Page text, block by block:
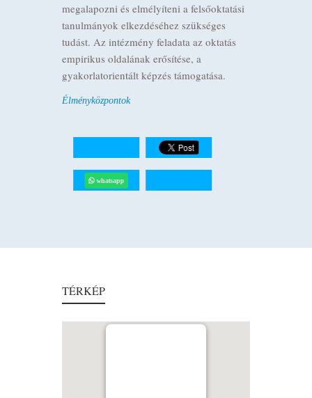
megalapozni és elmélyíteni a felsőoktatási
tanulmányok elkezdéséhez szükséges
tudást. Az intézmény feladata az oktatás
empirikus oldalának erősítése, a
gyakorlatorientált képzés támogatása.
Élményközpontok
whatsapp
TÉRKÉP